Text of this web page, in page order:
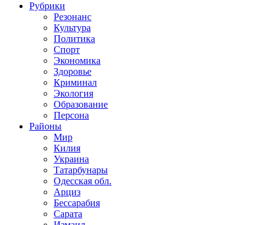
Рубрики
Резонанс
Культура
Политика
Спорт
Экономика
Здоровье
Криминал
Экология
Образование
Персона
Районы
Мир
Килия
Украина
Татарбунары
Одесская обл.
Арциз
Бессарабия
Сарата